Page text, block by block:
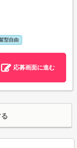
型自由
応募画面に進む